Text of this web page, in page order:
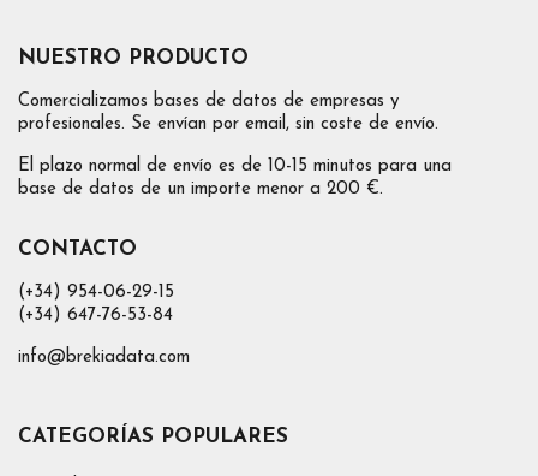
NUESTRO PRODUCTO
Comercializamos bases de datos de empresas y
profesionales. Se envían por email, sin coste de envío.
El plazo normal de envío es de 10-15 minutos para una
base de datos de un importe menor a 200 €.
CONTACTO
(+34) 954-06-29-15
(+34) 647-76-53-84
info@brekiadata.com
CATEGORÍAS POPULARES